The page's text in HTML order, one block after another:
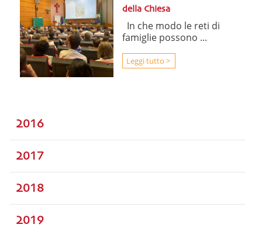
della Chiesa
In che modo le reti di
famiglie possono ...
Leggi tutto >
2016
2017
2018
2019